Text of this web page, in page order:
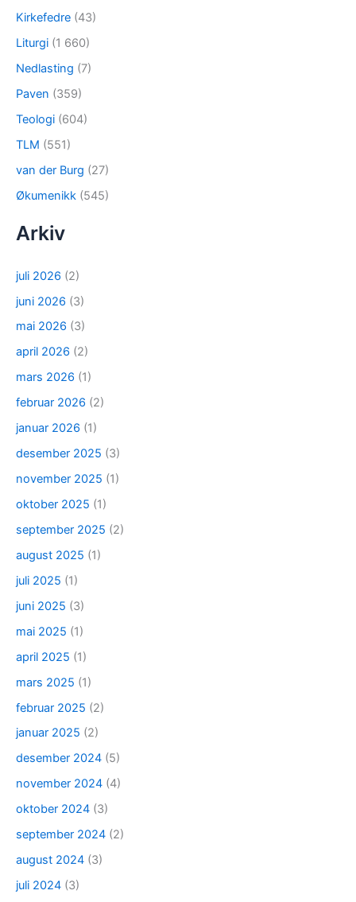
Kirkefedre (43)
Liturgi (1 660)
Nedlasting (7)
Paven (359)
Teologi (604)
TLM (551)
van der Burg (27)
Økumenikk (545)
Arkiv
juli 2026 (2)
juni 2026 (3)
mai 2026 (3)
april 2026 (2)
mars 2026 (1)
februar 2026 (2)
januar 2026 (1)
desember 2025 (3)
november 2025 (1)
oktober 2025 (1)
september 2025 (2)
august 2025 (1)
juli 2025 (1)
juni 2025 (3)
mai 2025 (1)
april 2025 (1)
mars 2025 (1)
februar 2025 (2)
januar 2025 (2)
desember 2024 (5)
november 2024 (4)
oktober 2024 (3)
september 2024 (2)
august 2024 (3)
juli 2024 (3)